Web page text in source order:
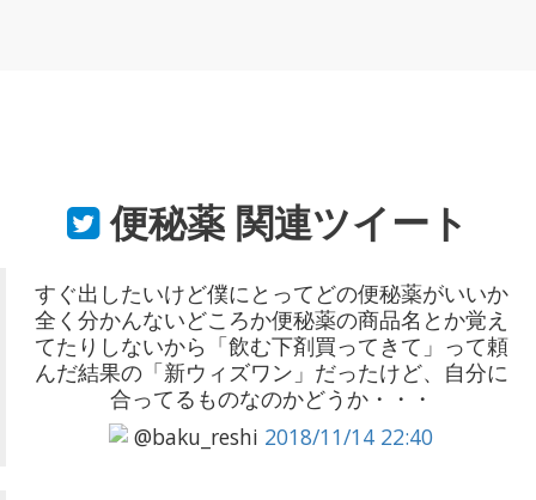
便秘薬 関連ツイート
すぐ出したいけど僕にとってどの便秘薬がいいか
全く分かんないどころか便秘薬の商品名とか覚え
てたりしないから「飲む下剤買ってきて」って頼
んだ結果の「新ウィズワン」だったけど、自分に
合ってるものなのかどうか・・・
@baku_reshi 2018/11/14 22:40